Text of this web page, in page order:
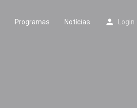
Programas Notícias Login